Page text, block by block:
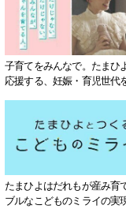
子育てをみんなで。たまひ
応援する、妊娠・育児世代
たまひよはだれもが産み育
ブルなこどものミライの実